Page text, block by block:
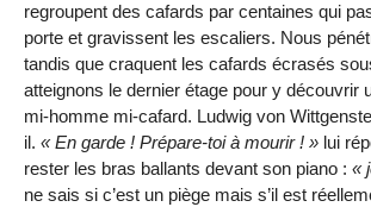
regroupent des cafards par centaines qui
porte et gravissent les escaliers. Nous
tandis que craquent les cafards écrasés
atteignons le dernier étage pour y découvrir
mi-homme mi-cafard. Ludwig von
il. « En garde ! Prépare-toi à mourir ! » lui
rester les bras ballants devant son piano : «
ne sais si c’est un piège mais s’il est